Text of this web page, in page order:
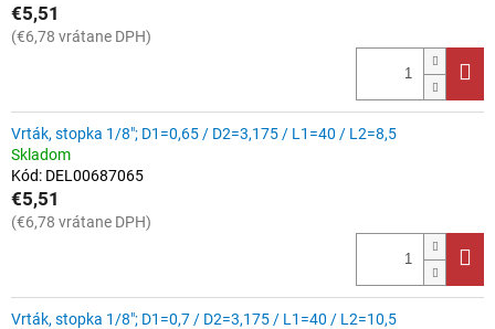
€5,51
(€6,78 vrátane DPH)
Vrták, stopka 1/8"; D1=0,65 / D2=3,175 / L1=40 / L2=8,5
Skladom
Kód: DEL00687065
€5,51
(€6,78 vrátane DPH)
Vrták, stopka 1/8"; D1=0,7 / D2=3,175 / L1=40 / L2=10,5